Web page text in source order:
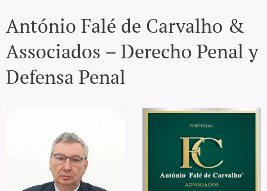
António Falé de Carvalho &
Associados – Derecho Penal y
Defensa Penal